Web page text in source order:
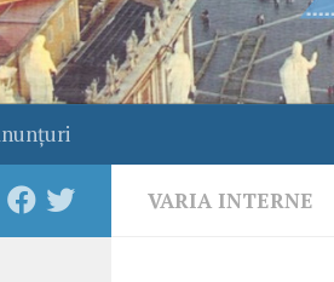
VARIA INTERNE